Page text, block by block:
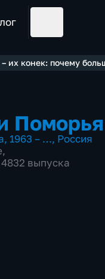
конек: почему
Поморья
, 1963 – …, Россия
,
выпуска